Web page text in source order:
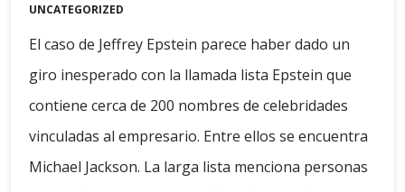
UNCATEGORIZED
El caso de Jeffrey Epstein parece haber dado un
giro inesperado con la llamada lista Epstein que
contiene cerca de 200 nombres de celebridades
vinculadas al empresario. Entre ellos se encuentra
Michael Jackson. La larga lista menciona personas